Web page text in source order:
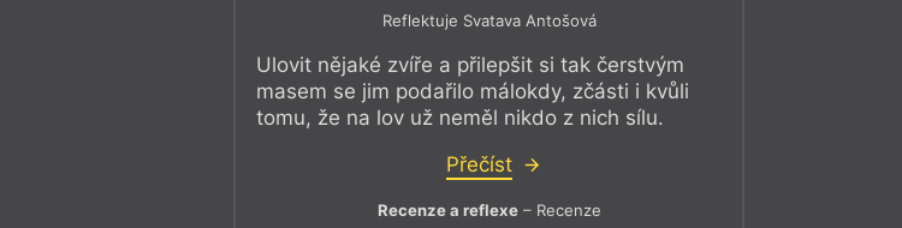
Reflektuje Svatava Antošová
Ulovit nějaké zvíře a přilepšit si tak čerstvým
masem se jim podařilo málokdy, zčásti i kvůli
tomu, že na lov už neměl nikdo z nich sílu.
Přečíst
Recenze a reflexe– Recenze